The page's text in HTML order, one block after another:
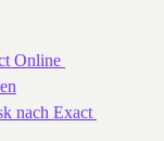
Online
nach Exact